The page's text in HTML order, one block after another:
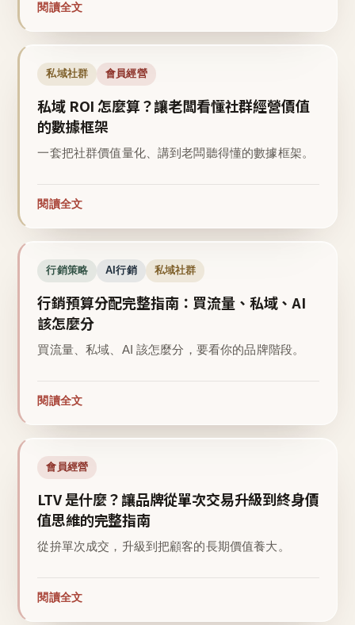
閱讀全文
私域社群 會員經營
私域 ROI 怎麼算？讓老闆看懂社群經營價值
的數據框架
一套把社群價值量化、講到老闆聽得懂的數據框架。
閱讀全文
行銷策略 AI行銷 私域社群
行銷預算分配完整指南：買流量、私域、AI
該怎麼分
買流量、私域、AI 該怎麼分，要看你的品牌階段。
閱讀全文
會員經營
LTV 是什麼？讓品牌從單次交易升級到終身價
值思維的完整指南
從拚單次成交，升級到把顧客的長期價值養大。
閱讀全文